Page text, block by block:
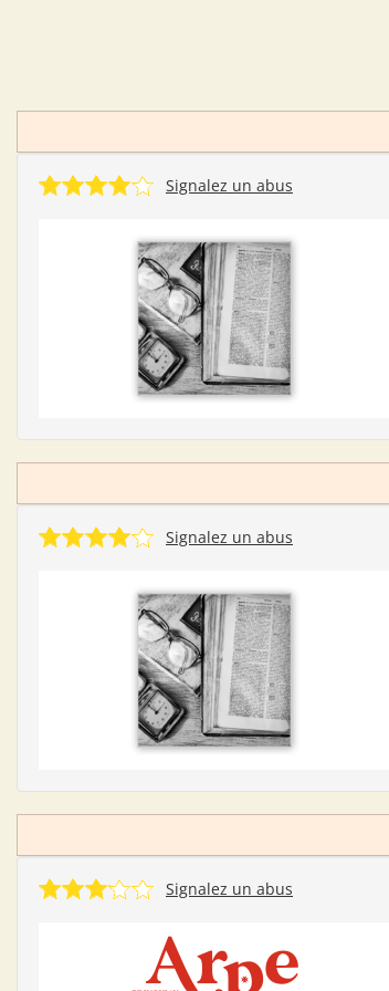
Signalez un abus
Signalez un abus
Signalez un abus